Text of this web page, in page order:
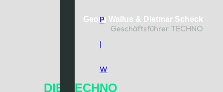
P
|
W
Georg Wallus & Dietmar Scheck
Geschäftsführer TECHNO
DIE TECHNO